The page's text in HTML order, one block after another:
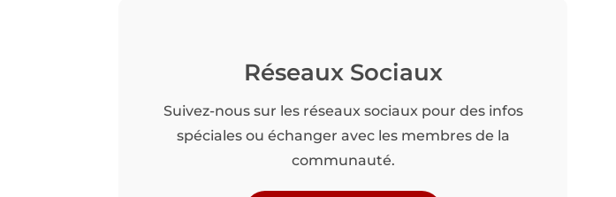
Réseaux Sociaux
Suivez-nous sur les réseaux sociaux pour des infos
spéciales ou échanger avec les membres de la
communauté.